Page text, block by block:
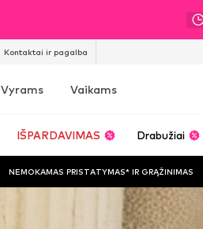
Kontaktai ir pagalba
Vyrams Vaikams
IŠPARDAVIMAS Drabužiai
NEMOKAMAS PRISTATYMAS* IR GRĄŽINIMAS